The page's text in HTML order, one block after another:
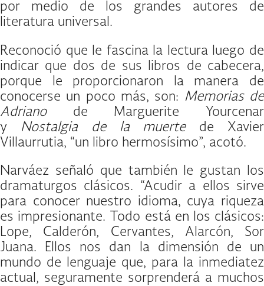
por medio de los grandes autores de
literatura universal.
Reconoció que le fascina la lectura luego de
indicar que dos de sus libros de cabecera,
porque le proporcionaron la manera de
conocerse un poco más, son: Memorias de
Adrianode Marguerite Yourcenar
y Nostalgia de la muertede Xavier
Villaurrutia, “un libro hermosísimo”, acotó.
Narváez señaló que también le gustan los
dramaturgos clásicos. “Acudir a ellos sirve
para conocer nuestro idioma, cuya riqueza
es impresionante. Todo está en los clásicos:
Lope, Calderón, Cervantes, Alarcón, Sor
Juana. Ellos nos dan la dimensión de un
mundo de lenguaje que, para la inmediatez
actual, seguramente sorprenderá a muchos